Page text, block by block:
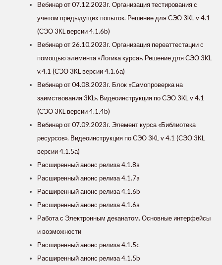
Вебинар от 07.12.2023г. Организация тестирования с
учетом предыдущих попыток. Решение для СЭО 3KL v 4.1
(СЭО 3КL версии 4.1.6b)
Вебинар от 26.10.2023г. Организация переаттестации с
помощью элемента «Логика курса». Решение для СЭО 3KL
v.4.1 (СЭО 3КL версии 4.1.6а)
Вебинар от 04.08.2023г. Блок «‎Самопроверка на
заимствования 3KL»‎. Видеоинструкция по СЭО 3KL v 4.1
(СЭО 3КL версии 4.1.4b)
Вебинар от 07.09.2023г. Элемент курса «‎Библиотека
ресурсов»‎. Видеоинструкция по СЭО 3KL v 4.1 (СЭО 3КL
версии 4.1.5а)
Расширенный анонс релиза 4.1.8a
Расширенный анонс релиза 4.1.7a
Расширенный анонс релиза 4.1.6b
Расширенный анонс релиза 4.1.6a
Работа с Электронным деканатом. Основные интерфейсы
и возможности
Расширенный анонс релиза 4.1.5c
Расширенный анонс релиза 4.1.5b